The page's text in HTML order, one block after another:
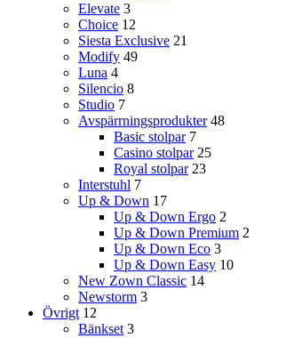
Elevate 3
Choice 12
Siesta Exclusive 21
Modify 49
Luna 4
Silencio 8
Studio 7
Avspärrningsprodukter 48
Basic stolpar 7
Casino stolpar 25
Royal stolpar 23
Interstuhl 7
Up & Down 17
Up & Down Ergo 2
Up & Down Premium 2
Up & Down Eco 3
Up & Down Easy 10
New Zown Classic 14
Newstorm 3
Övrigt 12
Bänkset 3